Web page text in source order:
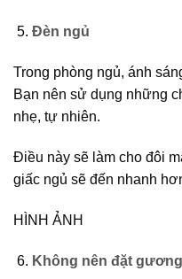
Đèn ngủ
Trong phòng ngủ, ánh
Bạn nên sử dụng những
nhẹ, tự nhiên.
Điều này sẽ làm cho đôi
giấc ngủ sẽ đến nhanh
HÌNH ẢNH
Không nên đặt